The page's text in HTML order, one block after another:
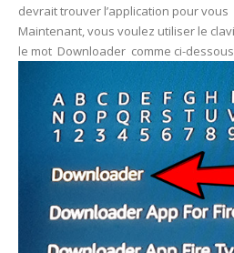
devrait trouver l’application pour vous
Maintenant, vous voulez utiliser le
le mot Downloader comme ci-dessous